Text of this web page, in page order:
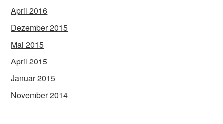
April 2016
Dezember 2015
Mai 2015
April 2015
Januar 2015
November 2014